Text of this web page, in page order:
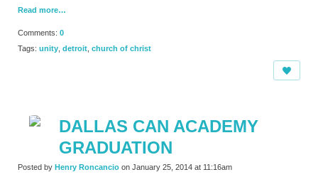
Read more…
Comments: 0
Tags: unity detroit church of christ
DALLAS CAN ACADEMY
GRADUATION
Posted by Henry Roncancio on January 25, 2014 at 11:16am